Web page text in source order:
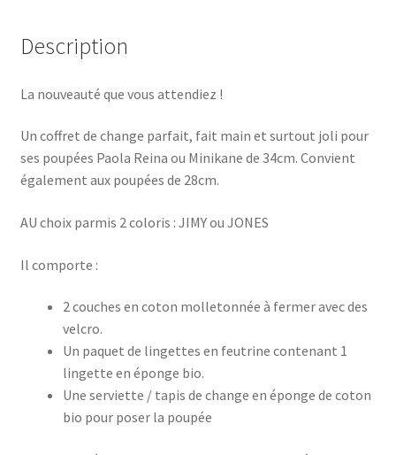
Description
La nouveauté que vous attendiez !
Un coffret de change parfait, fait main et surtout joli pour
ses poupées Paola Reina ou Minikane de 34cm. Convient
également aux poupées de 28cm.
AU choix parmis 2 coloris : JIMY ou JONES
Il comporte :
2 couches en coton molletonnée à fermer avec des
velcro.
Un paquet de lingettes en feutrine contenant 1
lingette en éponge bio.
Une serviette / tapis de change en éponge de coton
bio pour poser la poupée